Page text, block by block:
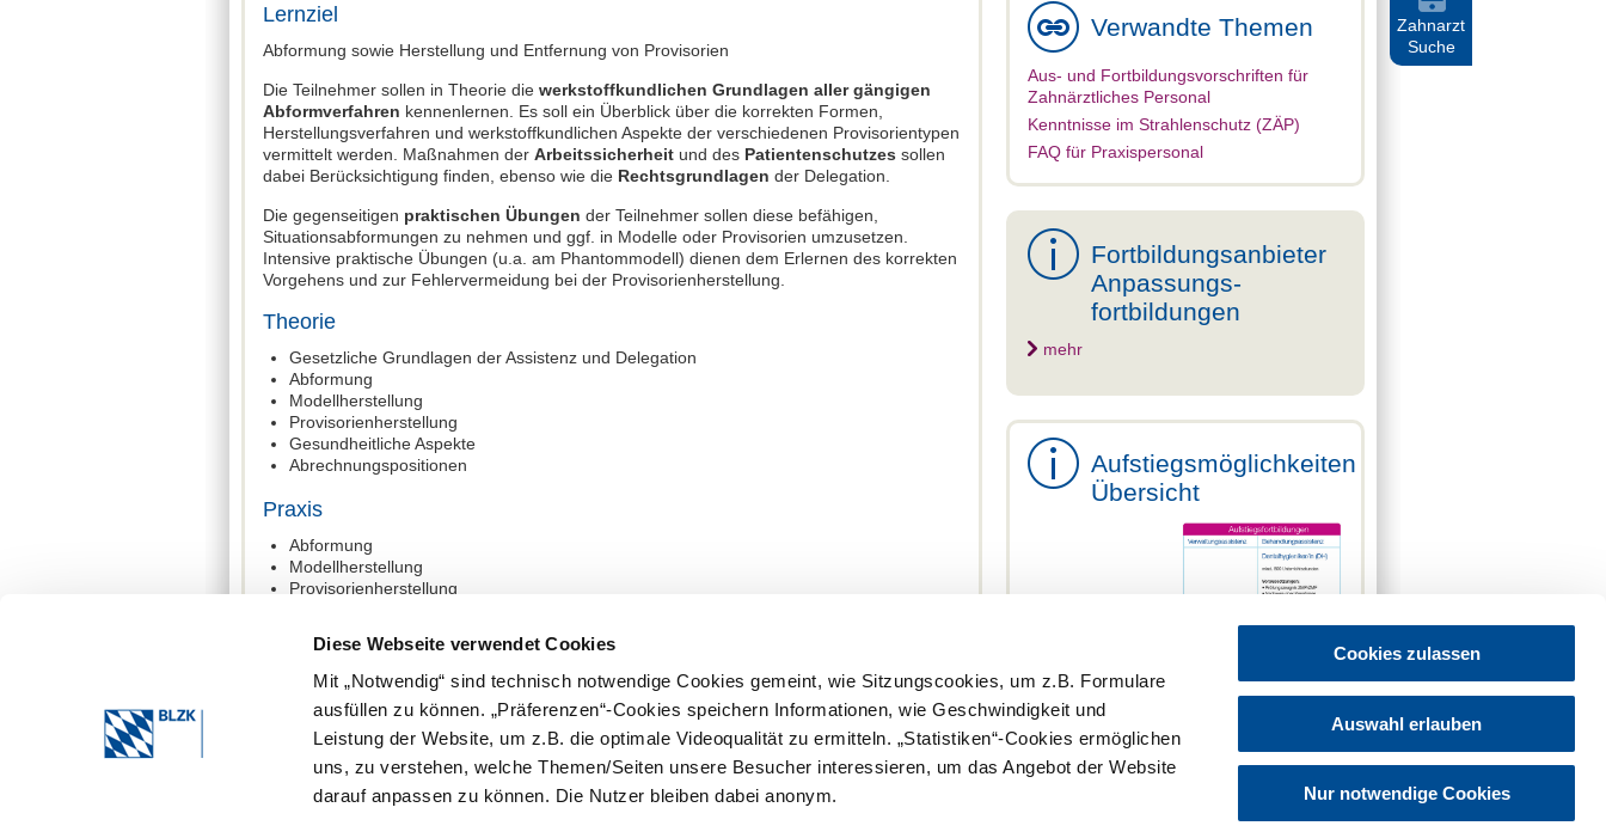
Diese Webseite verwendet Cookies
Mit „Notwendig“ sind technisch notwendige Cookies gemeint, wie Sitzungscookies, um z.B. Formulare
ausfüllen zu können. „Präferenzen“-Cookies speichern Informationen, wie Geschwindigkeit und
Leistung der Website, um z.B. die optimale Videoqualität zu ermitteln. „Statistiken“-Cookies ermöglichen
uns, zu verstehen, welche Themen/Seiten unsere Besucher interessieren, um das Angebot der Website
darauf anpassen zu können. Die Nutzer bleiben dabei anonym.
Cookies zulassen
Auswahl erlauben
Nur notwendige Cookies
Zahnarzt
Suche
Lernziel
Abformung sowie Herstellung und Entfernung von Provisorien
Die Teilnehmer sollen in Theorie die werkstoffkundlichen Grundlagen aller gängigen
Abformverfahren kennenlernen. Es soll ein Überblick über die korrekten Formen,
Herstellungsverfahren und werkstoffkundlichen Aspekte der verschiedenen Provisorientypen
vermittelt werden. Maßnahmen der Arbeitssicherheit und des Patientenschutzes sollen
dabei Berücksichtigung finden, ebenso wie die Rechtsgrundlagen der Delegation.
Die gegenseitigen praktischen Übungen der Teilnehmer sollen diese befähigen,
Situationsabformungen zu nehmen und ggf. in Modelle oder Provisorien umzusetzen.
Intensive praktische Übungen (u.a. am Phantommodell) dienen dem Erlernen des korrekten
Vorgehens und zur Fehlervermeidung bei der Provisorienherstellung.
Theorie
Gesetzliche Grundlagen der Assistenz und Delegation
Abformung
Modellherstellung
Provisorienherstellung
Gesundheitliche Aspekte
Abrechnungspositionen
Praxis
Abformung
Modellherstellung
Provisorienherstellung
(FortbOZFA/ZAH) – Anlage Fortbildungskatalog, S. 5-6.
Verwandte Themen
Aus- und Fortbildungsvorschriften für
Zahnärztliches Personal
Kenntnisse im Strahlenschutz (ZÄP)
FAQ für Praxispersonal
Fortbildungsanbieter
Anpassungs-
fortbildungen
mehr
Aufstiegsmöglichkeiten
Übersicht
Grafik (PDF | 43 KB)